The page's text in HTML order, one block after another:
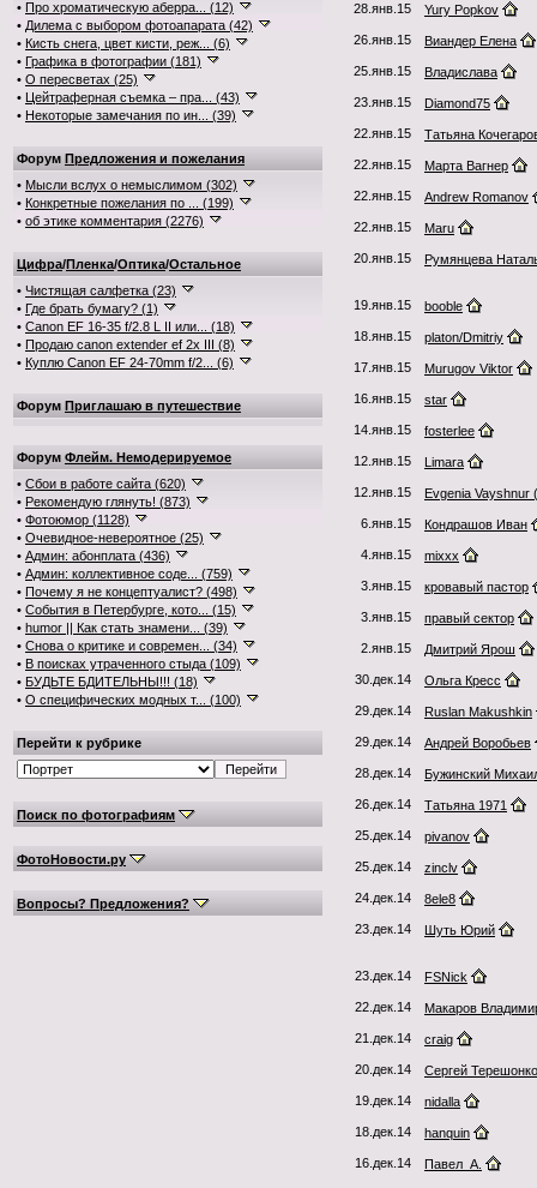
• Про хроматическую аберра... (12)
• Дилема с выбором фотоапарата (42)
• Кисть снега, цвет кисти, реж... (6)
• Графика в фотографии (181)
• О пересветах (25)
• Цейтраферная съемка – пра... (43)
• Некоторые замечания по ин... (39)
Форум Предложения и пожелания
• Мысли вслух о немыслимом (302)
• Конкретные пожелания по ... (199)
• об этике комментария (2276)
Цифра/Пленка/Оптика/Остальное
• Чистящая салфетка (23)
• Где брать бумагу? (1)
• Canon EF 16-35 f/2.8 L II или... (18)
• Продаю canon extender ef 2x III (8)
• Куплю Canon EF 24-70mm f/2... (6)
Форум Приглашаю в путешествие
Форум Флейм. Немодерируемое
• Сбои в работе сайта (620)
• Рекомендую глянуть! (873)
• Фотоюмор (1128)
• Очевидное-невероятное (25)
• Админ: абонплата (436)
• Админ: коллективное соде... (759)
• Почему я не концептуалист? (498)
• События в Петербурге, кото... (15)
• humor || Как стать знамени... (39)
• Снова о критике и современ... (34)
• В поисках утраченного стыда (109)
• БУДЬТЕ БДИТЕЛЬНЫ!!! (18)
• О специфических модных т... (100)
Перейти к рубрике
Поиск по фотографиям
ФотоНовости.ру
Вопросы? Предложения?
28.янв.15 Yury Popkov
26.янв.15 Виандер Елена
25.янв.15 Владислава
23.янв.15 Diamond75
22.янв.15 Татьяна
22.янв.15 Марта Вагнер
22.янв.15 Andrew Romanov
22.янв.15 Maru
20.янв.15 Румянцева
19.янв.15 booble
18.янв.15 platon/Dmitriy
17.янв.15 Murugov Viktor
16.янв.15 star
14.янв.15 fosterlee
12.янв.15 Limara
12.янв.15 Evgenia Vayshnur
6.янв.15 Кондрашов Иван
4.янв.15 mixxx
3.янв.15 кровавый пастор
3.янв.15 правый сектор
2.янв.15 Дмитрий Ярош
30.дек.14 Ольга Кресс
29.дек.14 Ruslan Makushkin
29.дек.14 Андрей Воробьев
28.дек.14 Бужинский
26.дек.14 Татьяна 1971
25.дек.14 pivanov
25.дек.14 zinclv
24.дек.14 8ele8
23.дек.14 Шуть Юрий
23.дек.14 FSNick
22.дек.14 Макаров
21.дек.14 craig
20.дек.14 Сергей
19.дек.14 nidalla
18.дек.14 hanquin
16.дек.14 Павел_А.